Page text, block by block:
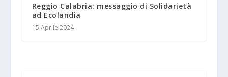
Reggio Calabria: messaggio di Solidarietà
ad Ecolandia
15 Aprile 2024